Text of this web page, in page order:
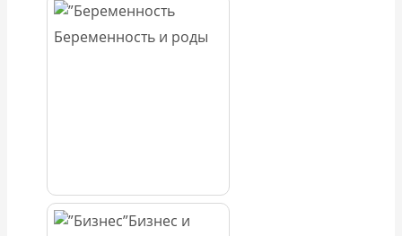
Беременность и роды
Бизнес и